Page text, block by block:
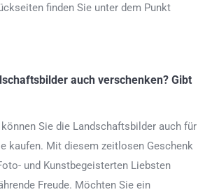
finden Sie unter dem Punkt
auch verschenken? Gibt
Sie die Landschaftsbilder auch für
kaufen. Mit diesem zeitlosen Geschenk
und Kunstbegeisterten Liebsten
Freude. Möchten Sie ein